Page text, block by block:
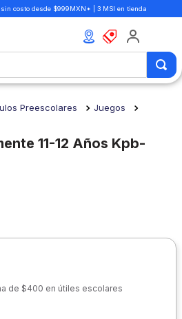
sin costo desde $999MXN* | 3 MSI en tienda
Preescolares Juegos
11-12 Años Kpb-
de $400 en útiles escolares